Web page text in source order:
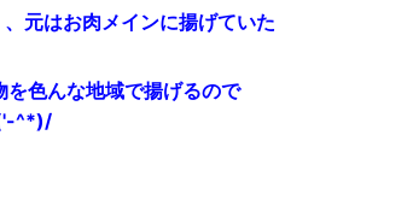
、元はお肉メインに揚げていた
色んな地域で揚げるので
^*)/